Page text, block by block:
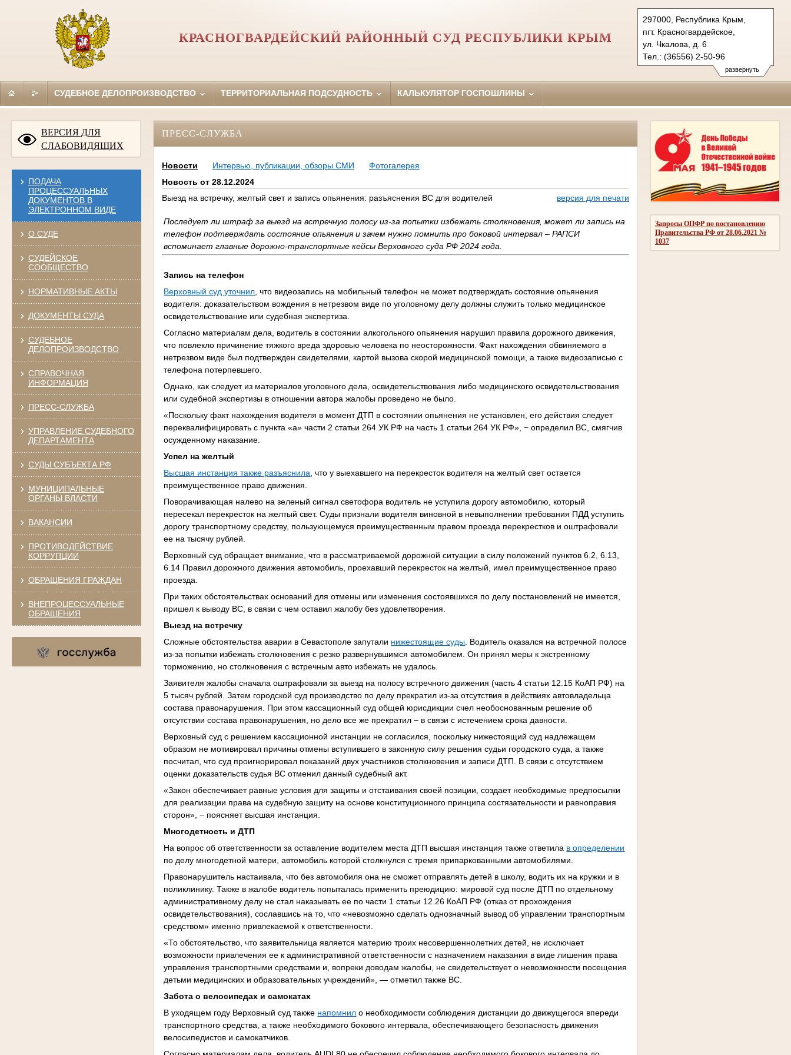
развернуть
297000, Республика Крым,
пгт. Красногвардейское,
ул. Чкалова, д. 6
Тел.: (36556) 2-50-96
krasnogvardeiskiy.krm@sudrf.ru
КРАСНОГВАРДЕЙСКИЙ РАЙОННЫЙ СУД РЕСПУБЛИКИ КРЫМ
СУДЕБНОЕ ДЕЛОПРОИЗВОДСТВО ТЕРРИТОРИАЛЬНАЯ ПОДСУДНОСТЬ КАЛЬКУЛЯТОР ГОСПОШЛИНЫ
ВЕРСИЯ ДЛЯ
СЛАБОВИДЯЩИХ
ПОДАЧА
ПРОЦЕССУАЛЬНЫХ
ДОКУМЕНТОВ В
ЭЛЕКТРОННОМ ВИДЕ
О СУДЕ
СУДЕЙСКОЕ
СООБЩЕСТВО
НОРМАТИВНЫЕ АКТЫ
ДОКУМЕНТЫ СУДА
СУДЕБНОЕ
ДЕЛОПРОИЗВОДСТВО
СПРАВОЧНАЯ
ИНФОРМАЦИЯ
ПРЕСС-СЛУЖБА
УПРАВЛЕНИЕ СУДЕБНОГО
ДЕПАРТАМЕНТА
СУДЫ СУБЪЕКТА РФ
МУНИЦИПАЛЬНЫЕ
ОРГАНЫ ВЛАСТИ
ВАКАНСИИ
ПРОТИВОДЕЙСТВИЕ
КОРРУПЦИИ
ОБРАЩЕНИЯ ГРАЖДАН
ВНЕПРОЦЕССУАЛЬНЫЕ
ОБРАЩЕНИЯ
Запросы ОПФР по постановлению
Правительства РФ от 28.06.2021 №
1037
ПРЕСС-СЛУЖБА
Новости Интервью, публикации, обзоры СМИ
Фотогалерея
Новость от 28.12.2024
Выезд на встречку, желтый свет и запись опьянения: разъяснения ВС для водителей
версия для печати
Последует ли штраф за выезд на встречную полосу из-за попытки избежать столкновения, может ли запись на
телефон подтверждать состояние опьянения и зачем нужно помнить про боковой интервал – РАПСИ
вспоминает главные дорожно-транспортные кейсы Верховного суда РФ 2024 года.
Запись на телефон
Верховный суд уточнил , что видеозапись на мобильный телефон не может подтверждать состояние опьянения
водителя: доказательством вождения в нетрезвом виде по уголовному делу должны служить только медицинское
освидетельствование или судебная экспертиза.
Согласно материалам дела, водитель в состоянии алкогольного опьянения нарушил правила дорожного движения,
что повлекло причинение тяжкого вреда здоровью человека по неосторожности. Факт нахождения обвиняемого в
нетрезвом виде был подтвержден свидетелями, картой вызова скорой медицинской помощи, а также видеозаписью с
телефона потерпевшего.
Однако, как следует из материалов уголовного дела, освидетельствования либо медицинского освидетельствования
или судебной экспертизы в отношении автора жалобы проведено не было.
«Поскольку факт нахождения водителя в момент ДТП в состоянии опьянения не установлен, его действия следует
переквалифицировать с пункта «а» части 2 статьи 264 УК РФ на часть 1 статьи 264 УК РФ», − определил ВС, смягчив
осужденному наказание.
Успел на желтый
Высшая инстанция также разъяснила , что у выехавшего на перекресток водителя на желтый свет остается
преимущественное право движения.
Поворачивающая налево на зеленый сигнал светофора водитель не уступила дорогу автомобилю, который
пересекал перекресток на желтый свет. Суды признали водителя виновной в невыполнении требования ПДД уступить
дорогу транспортному средству, пользующемуся преимущественным правом проезда перекрестков и оштрафовали
ее на тысячу рублей.
Верховный суд обращает внимание, что в рассматриваемой дорожной ситуации в силу положений пунктов 6.2, 6.13,
6.14 Правил дорожного движения автомобиль, проехавший перекресток на желтый, имел преимущественное право
проезда.
При таких обстоятельствах оснований для отмены или изменения состоявшихся по делу постановлений не имеется,
пришел к выводу ВС, в связи с чем оставил жалобу без удовлетворения.
Выезд на встречку
Сложные обстоятельства аварии в Севастополе запутали нижестоящие суды . Водитель оказался на встречной полосе
из-за попытки избежать столкновения с резко развернувшимся автомобилем. Он принял меры к экстренному
торможению, но столкновения с встречным авто избежать не удалось.
Заявителя жалобы сначала оштрафовали за выезд на полосу встречного движения (часть 4 статьи 12.15 КоАП РФ) на
5 тысяч рублей. Затем городской суд производство по делу прекратил из-за отсутствия в действиях автовладельца
состава правонарушения. При этом кассационный суд общей юрисдикции счел необоснованным решение об
отсутствии состава правонарушения, но дело все же прекратил − в связи с истечением срока давности.
Верховный суд с решением кассационной инстанции не согласился, поскольку нижестоящий суд надлежащем
образом не мотивировал причины отмены вступившего в законную силу решения судьи городского суда, а также
посчитал, что суд проигнорировал показаний двух участников столкновения и записи ДТП. В связи с отсутствием
оценки доказательств судья ВС отменил данный судебный акт.
«Закон обеспечивает равные условия для защиты и отстаивания своей позиции, создает необходимые предпосылки
для реализации права на судебную защиту на основе конституционного принципа состязательности и равноправия
сторон», − поясняет высшая инстанция.
Многодетность и ДТП
На вопрос об ответственности за оставление водителем места ДТП высшая инстанция также ответила в определении
по делу многодетной матери, автомобиль которой столкнулся с тремя припаркованными автомобилями.
Правонарушитель настаивала, что без автомобиля она не сможет отправлять детей в школу, водить их на кружки и в
поликлинику. Также в жалобе водитель попыталась применить преюдицию: мировой суд после ДТП по отдельному
административному делу не стал наказывать ее по части 1 статьи 12.26 КоАП РФ (отказ от прохождения
освидетельствования), сославшись на то, что «невозможно сделать однозначный вывод об управлении транспортным
средством» именно привлекаемой к ответственности.
«То обстоятельство, что заявительница является материю троих несовершеннолетних детей, не исключает
возможности привлечения ее к административной ответственности с назначением наказания в виде лишения права
управления транспортными средствами и, вопреки доводам жалобы, не свидетельствует о невозможности посещения
детьми медицинских и образовательных учреждений», — отметил также ВС.
Забота о велосипедах и самокатах
В уходящем году Верховный суд также напомнил о необходимости соблюдения дистанции до движущегося впереди
транспортного средства, а также необходимого бокового интервала, обеспечивающего безопасность движения
велосипедистов и самокатчиков.